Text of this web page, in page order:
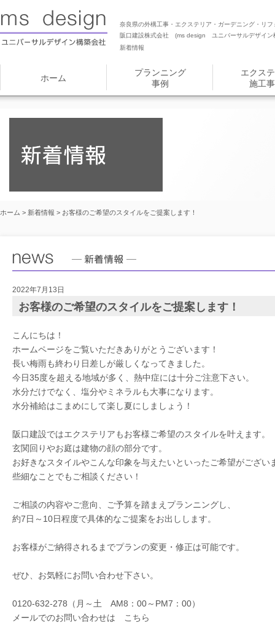
奈良県の外構工事・エクステリア・ガーデニング・リ
阪口建設株式会社 (ms design ユニバーサルデザイン
新着情報
ホーム
プランニング
事例
エクス
施工
ホーム > 新着情報 > お客様のご希望のスタイルをご提案します！
2022年7月13日
お客様のご希望のスタイルをご提案します！
こんにちは！
ホームページをご覧いただきありがとうございます！
長い梅雨も終わり日差しが厳しくなってきました。
今日35度を超える地域が多く、熱中症には十分ご注意下さい。
水分だけでなく、塩分やミネラルも大事になります。
水分補給はこまめにして楽し夏にしましょう！
阪口建設ではエクステリアもお客様ご希望のスタイルを叶えます。
玄関回りやお庭は建物の顔の部分です。
お好きなスタイルやこんな印象を与えたいといったご希望がござい
些細なことでもご相談ください！
ご相談の内容やご意向、ご予算を踏まえプランニングし、
約7日～10日程度で具体的なご提案をお出しします。
お客様がご納得されるまでプランの変更・修正は可能です。
ぜひ、お気軽にお問い合わせ下さい。
0120-632-278（月～土 AM8：00～PM7：00）
メールでのお問い合わせは
こちら